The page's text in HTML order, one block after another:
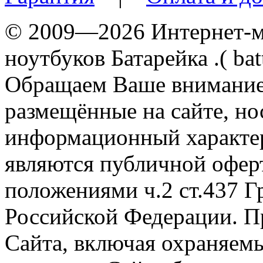
© 2009—2026 Интернет-
ноутбуков Батарейка .(
Обращаем Ваше
размещённые на сайте,
информационный
являются публичной
положениями ч.2 ст.437
Российской Федерации.
Сайта, включая